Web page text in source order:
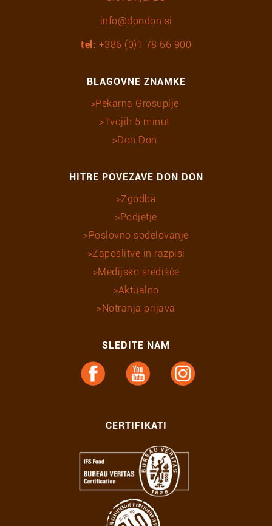
info@dondon.si
tel: +386 (0)1 78 66 900
BLAGOVNE ZNAMKE
Pekarna Grosuplje
Tvojih 5 minut
Don Don
HITRE POVEZAVE DON DON
Zgodba
Podjetje
Poslovno sodelovanje
Zaposlitve in razpisi
Medijsko središče
Aktualno
Notranja prijava
SLEDITE NAM
CERTIFIKATI